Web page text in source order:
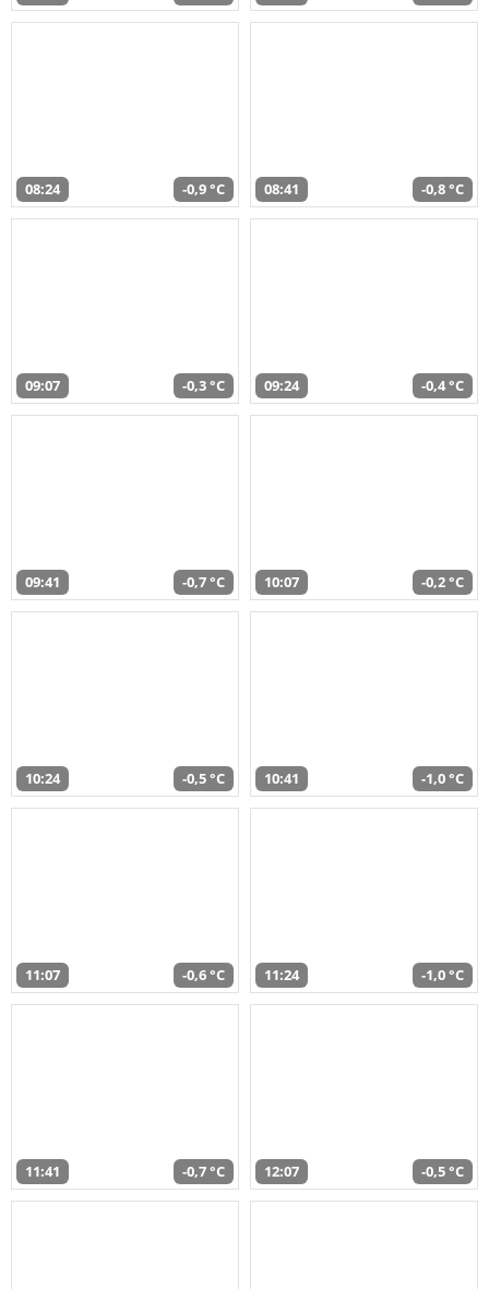
08:24 -0,9 °C 08:41 -0,8 °C
09:07 -0,3 °C 09:24 -0,4 °C
09:41 -0,7 °C 10:07 -0,2 °C
10:24 -0,5 °C 10:41 -1,0 °C
11:07 -0,6 °C 11:24 -1,0 °C
11:41 -0,7 °C 12:07 -0,5 °C